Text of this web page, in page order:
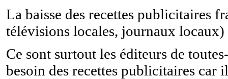
La baisse des recettes publicitaires
télévisions locales, journaux
Ce sont surtout les éditeurs de
besoin des recettes publicitaires car